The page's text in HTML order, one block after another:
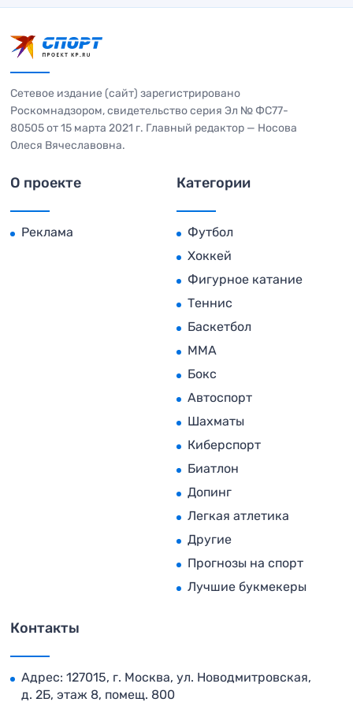
Сетевое издание (сайт) зарегистрировано
Роскомнадзором, свидетельство серия Эл № ФС77-
80505 от 15 марта 2021 г. Главный редактор — Носова
Олеся Вячеславовна.
О проекте
Реклама
Категории
Футбол
Хоккей
Фигурное катание
Теннис
Баскетбол
MMA
Бокс
Автоспорт
Шахматы
Киберспорт
Биатлон
Допинг
Легкая атлетика
Другие
Прогнозы на спорт
Лучшие букмекеры
Контакты
Адрес: 127015, г. Москва, ул. Новодмитровская,
д. 2Б, этаж 8, помещ. 800